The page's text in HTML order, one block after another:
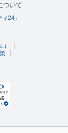
ついて
24」